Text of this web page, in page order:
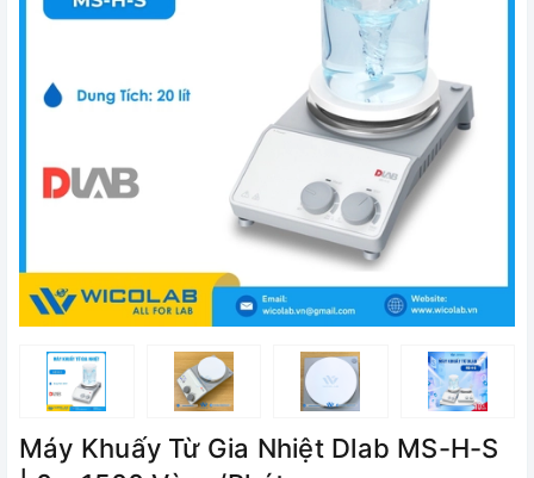
Máy Khuấy Từ Gia Nhiệt Dlab MS-H-S